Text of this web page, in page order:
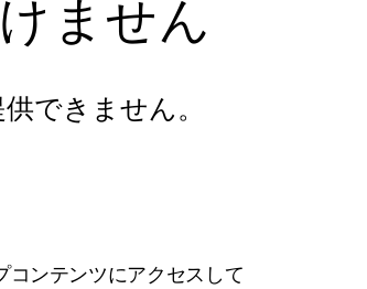
ません
できません。
コンテンツにアクセスして